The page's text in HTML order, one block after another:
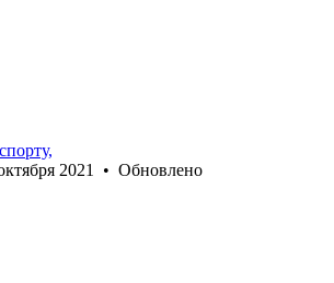
2021 • Обновлено